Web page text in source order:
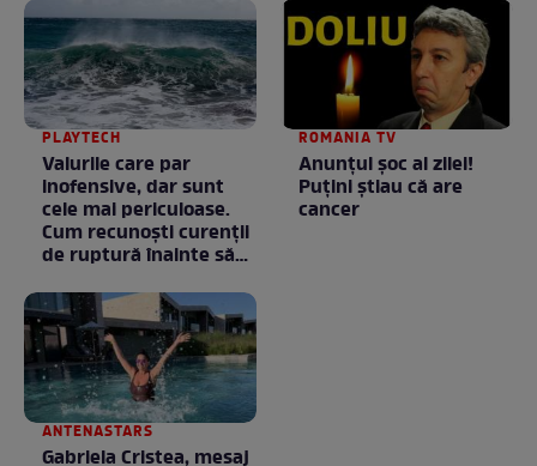
PLAYTECH
Valurile care par
inofensive, dar sunt
cele mai periculoase.
Cum recunoști curenții
de ruptură înainte să
ROMANIA TV
Anunţul şoc al zilei!
Puţini ştiau că are
cancer
ANTENASTARS
Gabriela Cristea, mesaj